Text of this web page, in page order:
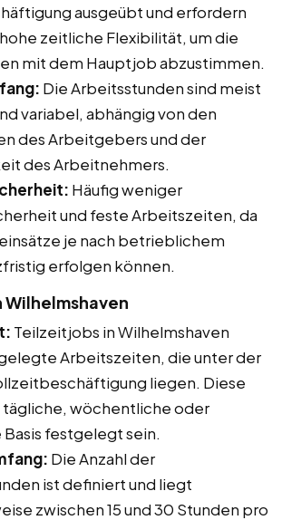
ausgeübt und erfordern
zeitliche Flexibilität, um die
mit dem Hauptjob abzustimmen.
Die Arbeitsstunden sind meist
variabel, abhängig von den
des Arbeitgebers und der
des Arbeitnehmers.
Häufig weniger
und feste Arbeitszeiten, da
je nach betrieblichem
erfolgen können.
Teilzeitjobs in Wilhelmshaven
Arbeitszeiten, die unter der
liegen. Diese
tägliche, wöchentliche oder
festgelegt sein.
Die Anzahl der
ist definiert und liegt
zwischen 15 und 30 Stunden pro